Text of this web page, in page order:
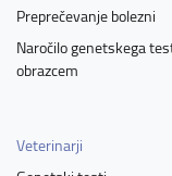
Preprečevanje bolezni
Naročilo genetskega
obrazcem
Veterinarji